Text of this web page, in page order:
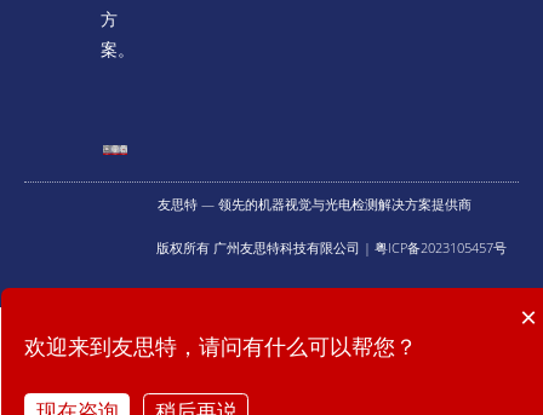
方
案。
友思特 — 领先的机器视觉与光电检测解决方案提供商
版权所有 广州友思特科技有限公司 | 粤ICP备2023105457号
提供什么技术服务？
×
欢迎来到友思特，请问有什么可以帮您？